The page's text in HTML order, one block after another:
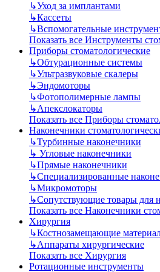
↳Уход за имплантами
↳Кассеты
↳Вспомогательные
Показать все Инструменты
Приборы стоматологические
↳Обтурационные системы
↳Ультразвуковые скалеры
↳Эндомоторы
↳Фотополимерные лампы
↳Апекслокаторы
Показать все Приборы
Наконечники
↳Турбинные наконечники
↳ Угловые наконечники
↳Прямые наконечники
↳Специализированные
↳Микромоторы
↳Сопутствующие товары для
Показать все Наконечники
Хирургия
↳Костнозамещающие
↳Аппараты хирургические
Показать все Хирургия
Ротационные инструменты